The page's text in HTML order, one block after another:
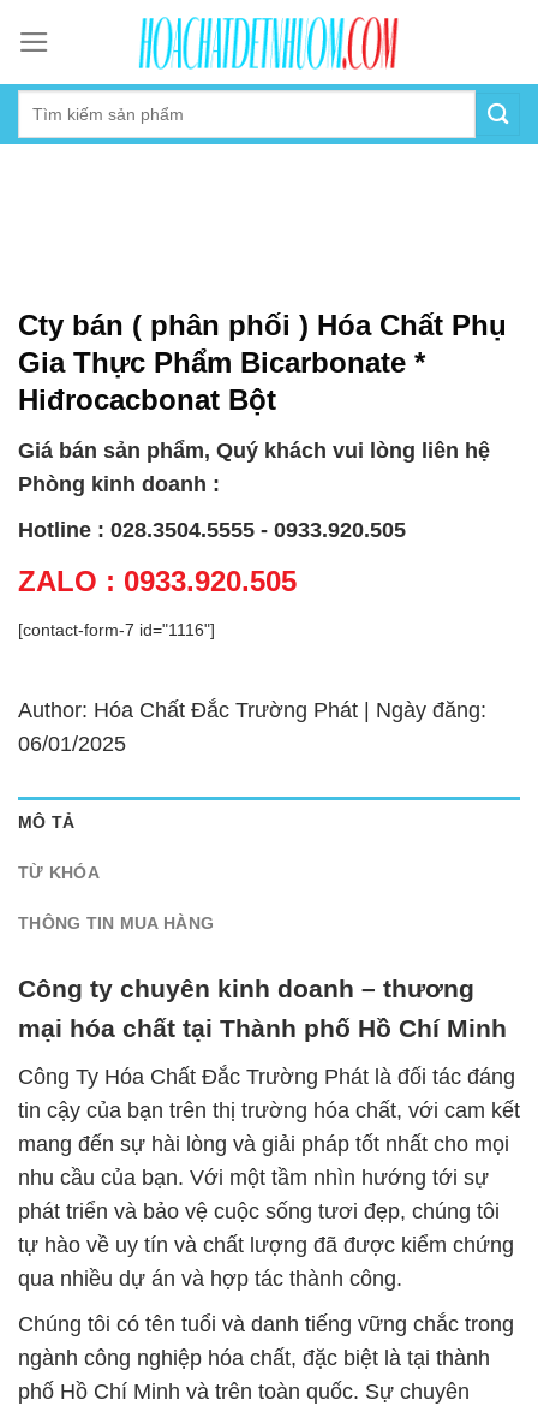
content
Cty bán ( phân phối ) Hóa Chất Phụ
Gia Thực Phẩm Bicarbonate *
Hiđrocacbonat Bột
Giá bán sản phẩm, Quý khách vui lòng liên hệ
Phòng kinh doanh :
Hotline : 028.3504.5555 - 0933.920.505
ZALO : 0933.920.505
[contact-form-7 id="1116"]
Author: Hóa Chất Đắc Trường Phát | Ngày đăng:
06/01/2025
MÔ TẢ
TỪ KHÓA
THÔNG TIN MUA HÀNG
Công ty chuyên kinh doanh – thương
mại hóa chất tại Thành phố Hồ Chí Minh
Công Ty Hóa Chất Đắc Trường Phát là đối tác đáng
tin cậy của bạn trên thị trường hóa chất, với cam kết
mang đến sự hài lòng và giải pháp tốt nhất cho mọi
nhu cầu của bạn. Với một tầm nhìn hướng tới sự
phát triển và bảo vệ cuộc sống tươi đẹp, chúng tôi
tự hào về uy tín và chất lượng đã được kiểm chứng
qua nhiều dự án và hợp tác thành công.
Chúng tôi có tên tuổi và danh tiếng vững chắc trong
ngành công nghiệp hóa chất, đặc biệt là tại thành
phố Hồ Chí Minh và trên toàn quốc. Sự chuyên